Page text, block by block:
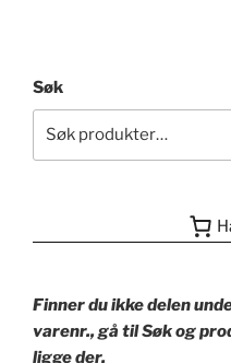
Søk
Finner du ikke delen
varenr., gå til Søk og
ligge der.